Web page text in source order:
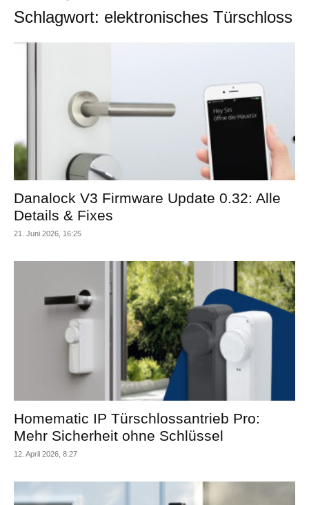
Schlagwort: elektronisches Türschloss
Danalock V3 Firmware Update 0.32: Alle
Details & Fixes
21. Juni 2026, 16:25
Homematic IP Türschlossantrieb Pro:
Mehr Sicherheit ohne Schlüssel
12. April 2026, 8:27